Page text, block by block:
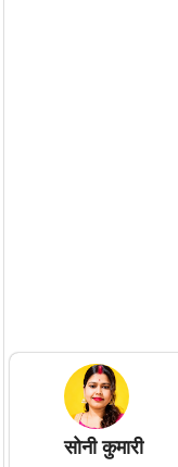
सोनी कुमारी